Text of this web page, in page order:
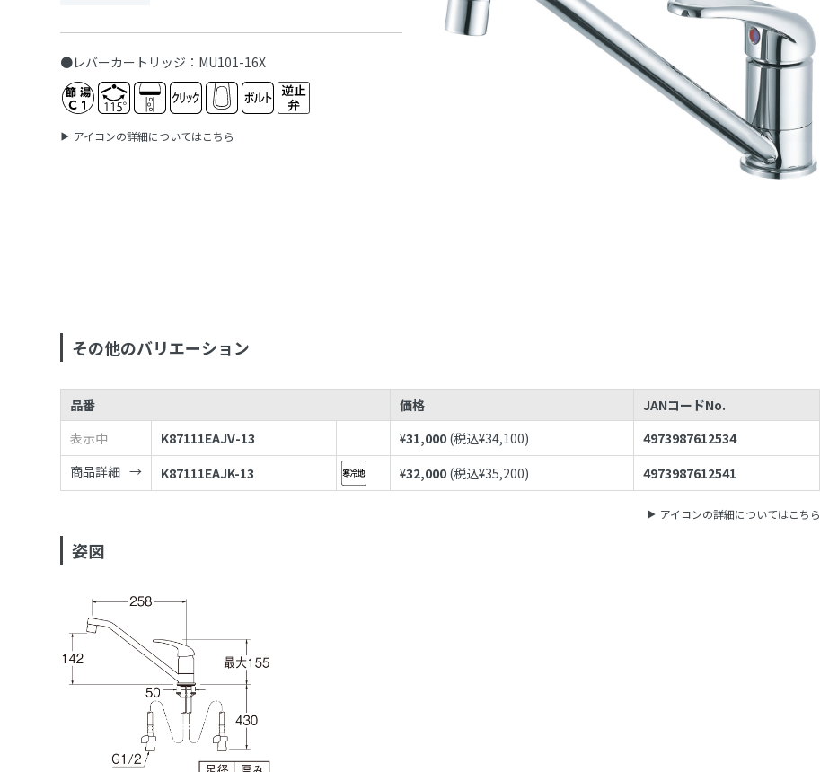
●レバーカートリッジ：MU101-16X
アイコンの詳細についてはこちら
その他のバリエーション
品番 価格
JANコードNo.
表示中
K87111EAJV-13 ¥31,000 (税込¥34,100)
4973987612534
商品詳細
K87111EAJK-13 ¥32,000 (税込¥35,200) 4973987612541
アイコンの詳細についてはこちら
姿図